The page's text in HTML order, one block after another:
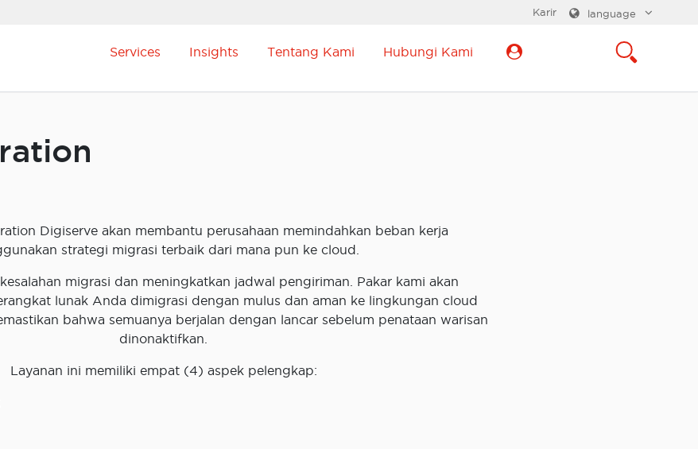
language
Karir
Services Insights Tentang Kami Hubungi Kami
Digiserve akan membantu perusahaan memindahkan beban kerja
strategi migrasi terbaik dari mana pun ke cloud.
migrasi dan meningkatkan jadwal pengiriman. Pakar kami akan
lunak Anda dimigrasi dengan mulus dan aman ke lingkungan cloud
bahwa semuanya berjalan dengan lancar sebelum penataan warisan
dinonaktifkan.
Layanan ini memiliki empat (4) aspek pelengkap: